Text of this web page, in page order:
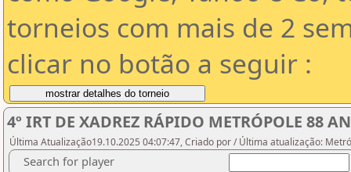
torneios com mais de 2
clicar no botão a seguir :
4º IRT DE XADREZ RÁPIDO METRÓPOLE 88
Última Atualização19.10.2025 04:07:47, Criado por / Última atualização:
Search for player